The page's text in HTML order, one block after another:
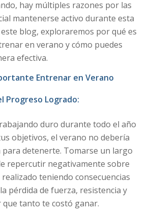
hay múltiples razones por las
mantenerse activo durante esta
blog, exploraremos por qué es
en verano y cómo puedes
efectiva.
Entrenar en Verano
Progreso Logrado:
duro durante todo el año
objetivos, el verano no debería
para detenerte. Tomarse un largo
repercutir negativamente sobre
teniendo consecuencias
pérdida de fuerza, resistencia y
que tanto te costó ganar.